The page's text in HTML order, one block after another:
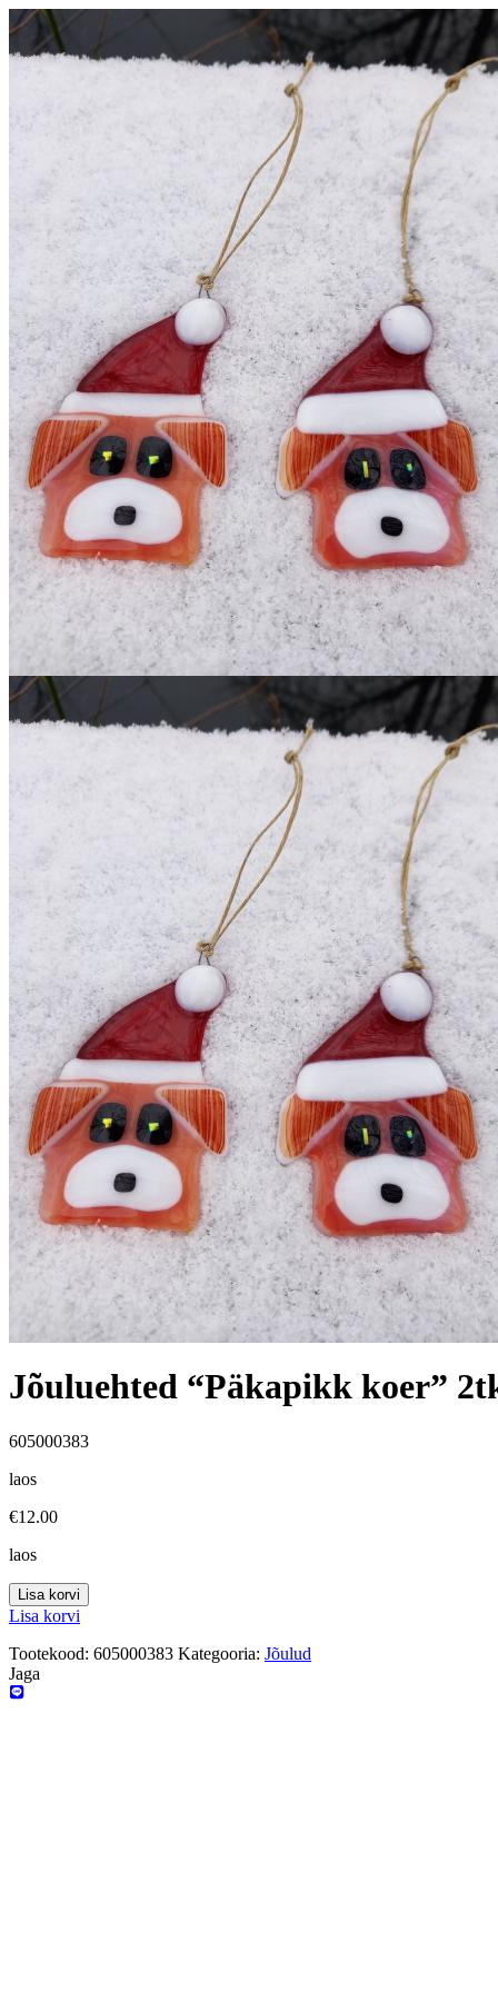
Jõuluehted “Päkapikk koer”
605000383
laos
€12.00
laos
Lisa korvi
Lisa korvi
Tootekood: 605000383 Kategooria: Jõulud
Jaga